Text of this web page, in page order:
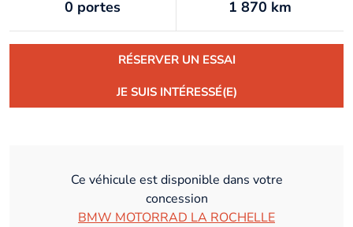
0 portes 1 870 km
RÉSERVER UN ESSAI
JE SUIS INTÉRESSÉ(E)
Ce véhicule est disponible dans votre
concession
BMW MOTORRAD LA ROCHELLE